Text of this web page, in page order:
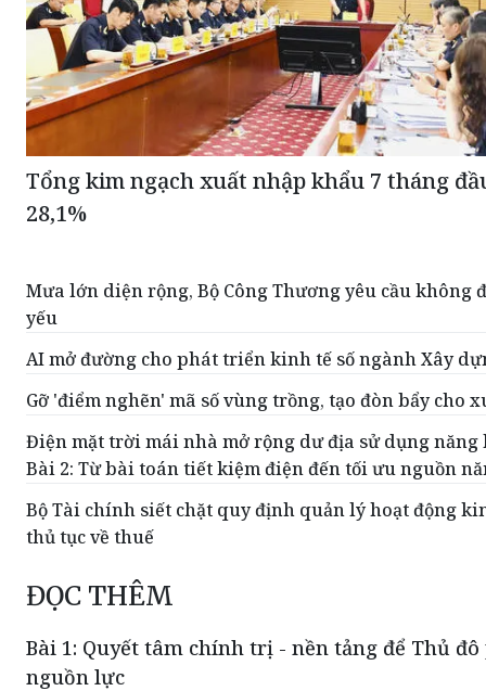
Tổng kim ngạch xuất nhập khẩu 7 tháng
28,1%
Mưa lớn diện rộng, Bộ Công Thương yêu cầu không
yếu
AI mở đường cho phát triển kinh tế số ngành Xây
Gỡ 'điểm nghẽn' mã số vùng trồng, tạo đòn bẩy cho
Điện mặt trời mái nhà mở rộng dư địa sử dụng
Bài 2: Từ bài toán tiết kiệm điện đến tối ưu nguồn
Bộ Tài chính siết chặt quy định quản lý hoạt động
thủ tục về thuế
ĐỌC THÊM
Bài 1: Quyết tâm chính trị - nền tảng để Thủ
nguồn lực